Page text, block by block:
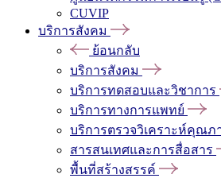
CUVIP
บริการสังคม
ย้อนกลับ
บริการสังคม
บริการทดสอบและวิชาการ
บริการทางการแพทย์
บริการตรวจวิเคราะห์คุณภ
สารสนเทศและการสื่อสาร
พื้นที่สร้างสรรค์